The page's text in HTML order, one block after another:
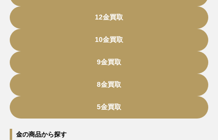
12金買取
10金買取
9金買取
8金買取
5金買取
金の商品から探す